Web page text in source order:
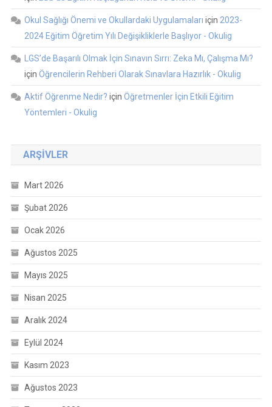
Okul Sağlığı Önemi ve Okullardaki Uygulamaları için 2023-
2024 Eğitim Öğretim Yılı Değişikliklerle Başlıyor - Okulig
LGS’de Başarılı Olmak İçin Sınavın Sırrı: Zeka Mı, Çalışma Mı?
için Öğrencilerin Rehberi Olarak Sınavlara Hazırlık - Okulig
Aktif Öğrenme Nedir? için Öğretmenler İçin Etkili Eğitim
Yöntemleri - Okulig
ARŞIVLER
Mart 2026
Şubat 2026
Ocak 2026
Ağustos 2025
Mayıs 2025
Nisan 2025
Aralık 2024
Eylül 2024
Kasım 2023
Ağustos 2023